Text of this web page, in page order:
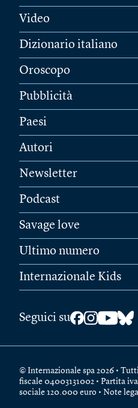
Video
Dizionario italiano
Oroscopo
Pubblicità
Paesi
Autori
Newsletter
Podcast
Savage love
Ultimo numero
Internazionale Kids
Seguici su
© Internazionale spa 2026 •
fiscale 04003131002 • Partita
sociale 120.000 euro • Note